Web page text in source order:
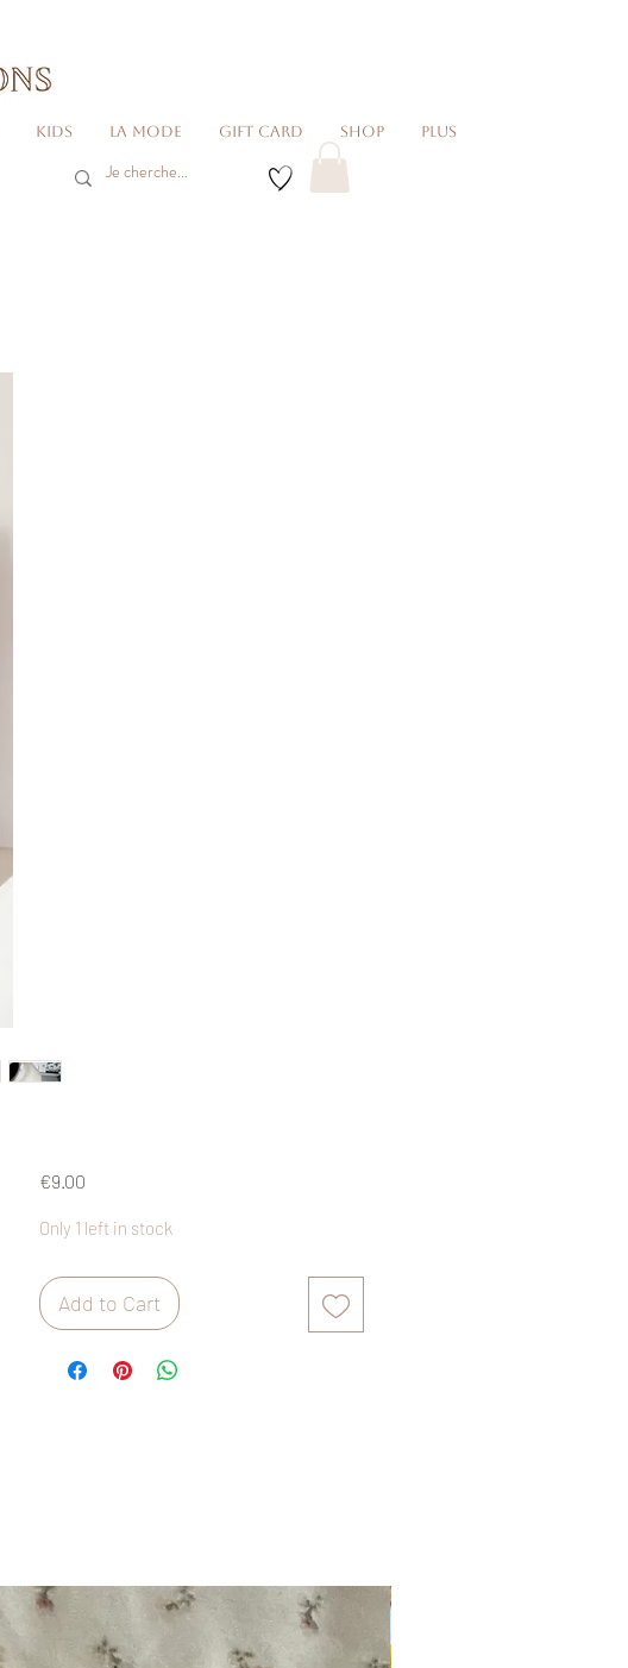
Kids La Mode Gift card Shop Plus
€9.00Price
Only 1 left in stock
Add to Cart